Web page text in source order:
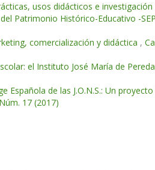
usos didácticos e
Patrimonio Histórico-Educativo -
comercialización y didáctica ,
el Instituto José María de
Española de las J.O.N.S.: Un
17 (2017)